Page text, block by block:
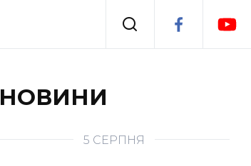
Події
НОВИНИ
5 СЕРПНЯ